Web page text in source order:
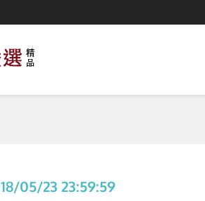
05/23 23:59:59